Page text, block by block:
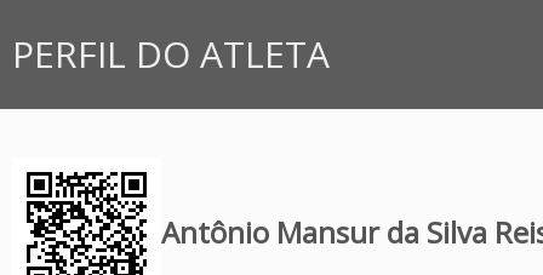
PERFIL DO ATLETA
Antônio Mansur da Silva